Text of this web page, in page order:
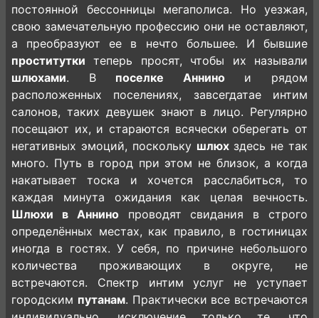
постоянной бессонницы мегаполиса. Но уезжая,
свою замечательную профессию они не оставляют,
а преобразуют ее в нечто большее. И бывшие
проститутки теперь просят, чтобы их называли
шлюхами. В поселке Аннинои рядом
расположенных поселениях, завсегдатае интим
салонов, таких девушек знают в лицо. Регулярно
посещают их, и стараются всячески оберегать от
негативных эмоций, поскольку шлюхздесь не так
много. Путь в город при этом не близок, а когда
накатывает тоска и хочется расслабиться, то
каждая минута ожидания как целая вечность.
Шлюхи в Аннинопроводят свидания в строго
определённых местах, как правило, в гостиницах
иногда в гостях. У себя, по причине небольшого
количества проживающих в округе, не
встречаются. Спектр интим услуг не уступает
городским путанам. Практически все встречаются